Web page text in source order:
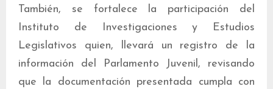
También, se fortalece la participación del
Instituto de Investigaciones y Estudios
Legislativos quien, llevará un registro de la
información del Parlamento Juvenil, revisando
que la documentación presentada cumpla con